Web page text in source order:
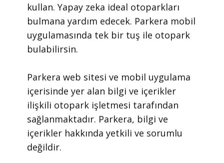
kullan. Yapay zeka ideal otoparkları
bulmana yardım edecek. Parkera mobil
uygulamasında tek bir tuş ile otopark
bulabilirsin.
​Parkera web sitesi ve mobil uygulama
içerisinde yer alan bilgi ve içerikler
ilişkili otopark işletmesi tarafından
sağlanmaktadır. Parkera, bilgi ve
içerikler hakkında yetkili ve sorumlu
değildir.